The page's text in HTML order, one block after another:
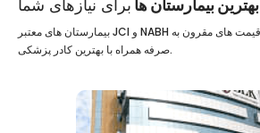
بهترین بیمارستان ها برای نیازهای شما
بیمارستان های معتبر JCI و NABH با امکانات پیشرفته با قیمت های مقرون به
صرفه همراه با بهترین کادر پزشکی.